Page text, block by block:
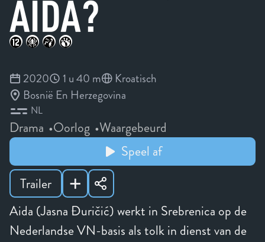
Aida (Jasna Đuričić) werkt in Srebrenica op de
Nederlandse VN-basis als tolk in dienst van de
2020 1 u 40 m
Kroatisch
Bosnië En Herzegovina
NL
Drama Oorlog Waargebeurd
Speel af
Trailer